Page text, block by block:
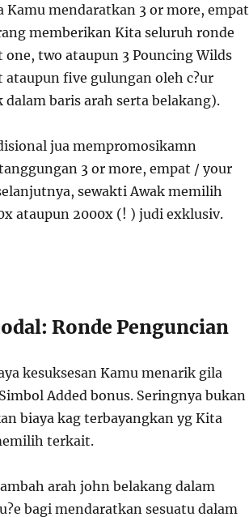
mendaratkan 3 or more, empat
memberikan Kita seluruh ronde
two ataupun 3 Pouncing Wilds
five gulungan oleh c?ur
baris arah serta belakang).
jua mempromosikamn
3 or more, empat / your
sewakti Awak memilih
ataupun 2000x (! ) judi exklusiv.
Ronde Penguncian
kesuksesan Kamu menarik gila
Added bonus. Seringnya bukan
biaya kag terbayangkan yg Kita
terkait.
arah john belakang dalam
bagi mendaratkan sesuatu dalam